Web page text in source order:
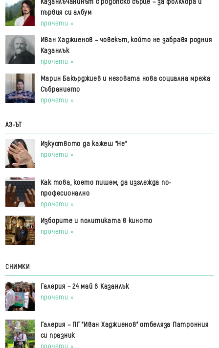
първия си албум
прочети »
Иван Хаджиенов – човекът, който не забравя родния
Казанлък
прочети »
Марин Бакърджиев и неговата нова социална мрежа
Събранието
прочети »
АЗ-ЪТ
Изкуството да кажеш "Не"
прочети »
Как това, което пишем, да изглежда по-
професионално
прочети »
Изборите и политиката в киното
прочети »
СНИМКИ
Галерия – 24 май в Казанлък
прочети »
Галерия – ПГ "Иван Хаджиенов" отбеляза Патронния
си празник